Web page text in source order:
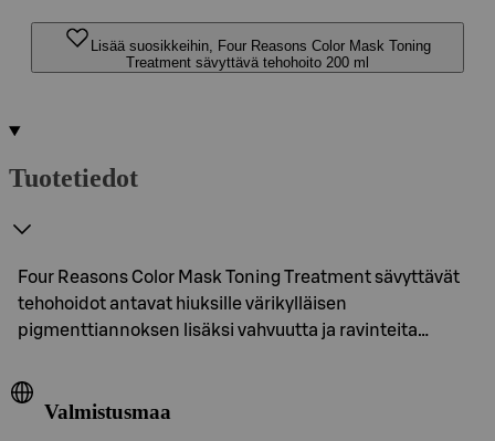
Lisää suosikkeihin, Four Reasons Color Mask Toning
Treatment sävyttävä tehohoito 200 ml
Tuotetiedot
Four Reasons Color Mask Toning Treatment sävyttävät
tehohoidot antavat hiuksille värikylläisen
pigmenttiannoksen lisäksi vahvuutta ja ravinteita…
Valmistusmaa